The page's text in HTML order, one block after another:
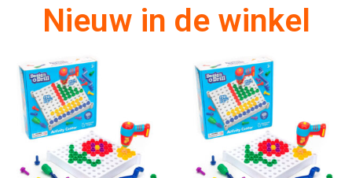
Nieuw in de winkel